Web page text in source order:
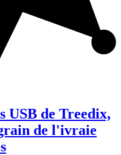
USB de Treedix,
de l'ivraie